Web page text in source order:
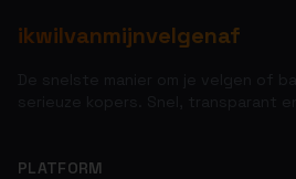
ikwilvanmijnvelgenaf
PLATFORM